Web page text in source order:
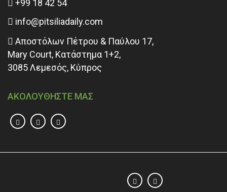
+99 18 42 54
info@pitsiliadaily.com
Αποστόλων Πέτρου & Παύλου 17,
Mary Court, Κατάστημα 1+2,
3085 Λεμεσός, Κύπρος
ΑΚΟΛΟΥΘΗΣΤΕ ΜΑΣ